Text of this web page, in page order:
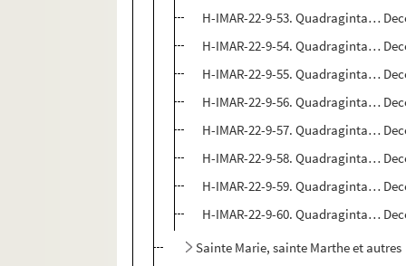
H-IMAR-22-9-53. Quadraginta…
H-IMAR-22-9-54. Quadraginta…
H-IMAR-22-9-55. Quadraginta…
H-IMAR-22-9-56. Quadraginta…
H-IMAR-22-9-57. Quadraginta…
H-IMAR-22-9-58. Quadraginta…
H-IMAR-22-9-59. Quadraginta…
H-IMAR-22-9-60. Quadraginta…
Sainte Marie, sainte Marthe et autres